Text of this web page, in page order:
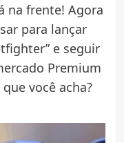
na frente! Agora
para lançar
e seguir
Premium
você acha?